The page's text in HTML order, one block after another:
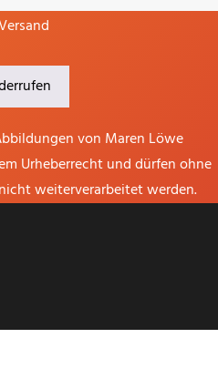
von Maren Löwe
Urheberrecht und dürfen ohne
weiterverarbeitet werden.